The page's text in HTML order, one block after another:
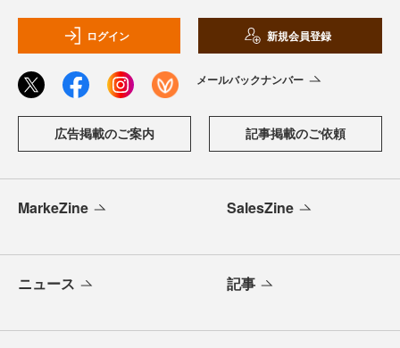
ログイン 新規会員登録
メールバックナンバー
広告掲載のご案内 記事掲載のご依頼
MarkeZine SalesZine
ニュース 記事